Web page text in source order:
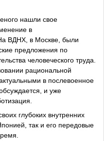
нашли свое
в
ВДНХ, в Москве, были
предложения по
человеческого труда.
рациональной
в послевоенное
и уже
глубоких внутренних
так и его передовые